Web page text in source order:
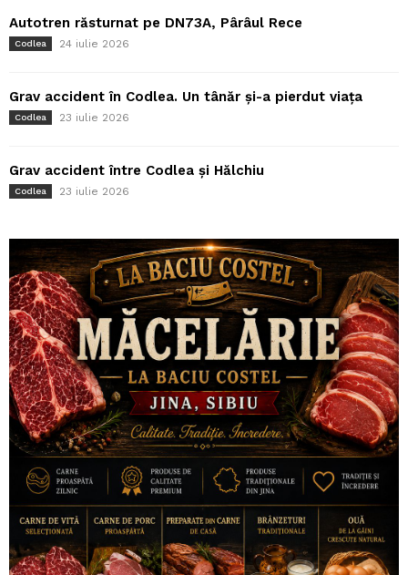
Autotren răsturnat pe DN73A, Pârâul Rece
Codlea 24 iulie 2026
Grav accident în Codlea. Un tânăr și-a pierdut viața
Codlea 23 iulie 2026
Grav accident între Codlea și Hălchiu
Codlea 23 iulie 2026